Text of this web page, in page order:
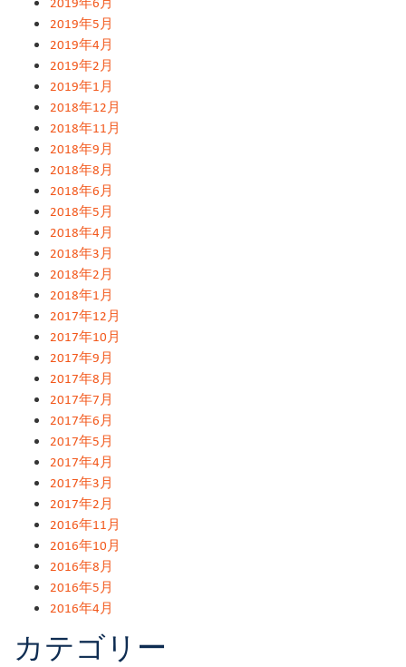
2019年5月
2019年4月
2019年2月
2019年1月
2018年12月
2018年11月
2018年9月
2018年8月
2018年6月
2018年5月
2018年4月
2018年3月
2018年2月
2018年1月
2017年12月
2017年10月
2017年9月
2017年8月
2017年7月
2017年6月
2017年5月
2017年4月
2017年3月
2017年2月
2016年11月
2016年10月
2016年8月
2016年5月
2016年4月
カテゴリー